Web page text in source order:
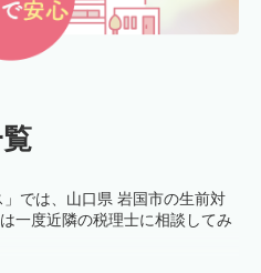
では、山口県 岩国市の生前対
一度近隣の税理士に相談してみ